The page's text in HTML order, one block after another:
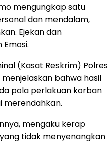
mengungkap satu
dan mendalam,
​Ejekan dan
Emosi.
(Kasat Reskrim) Polres
menjelaskan bahwa hasil
pola perlakuan korban
merendahkan.
mengaku kerap
tidak menyenangkan